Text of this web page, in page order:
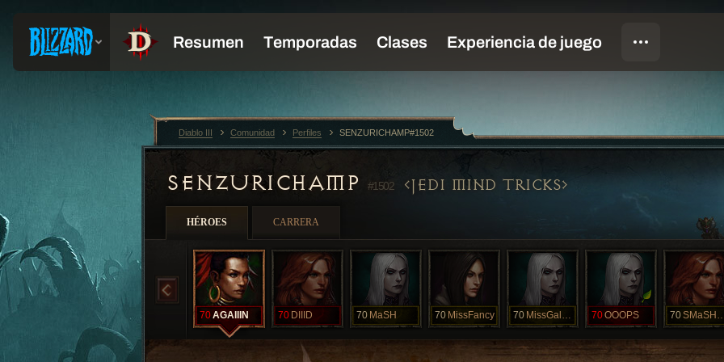
SENZURICHAMP #1502 JEDI MIND TRICKS
HÉROES CARRERA
70AGAIIIN 70 DIIID 70 MaSH 70 MissFancy 70 MissGalaxy 70OOOPS 70
Diablo III Comunidad Perfiles SENZURICHAMP#1502